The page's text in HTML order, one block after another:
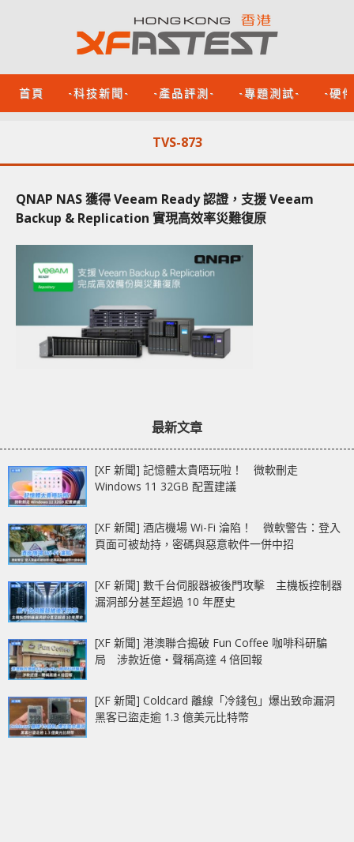
首頁 -科技新聞- -產品評測- -專題測試- -硬
TVS-873
QNAP NAS 獲得 Veeam Ready 認證，支援 Veeam
Backup & Replication 實現高效率災難復原
最新文章
[XF 新聞] 記憶體太貴唔玩啦！ 微軟刪走
Windows 11 32GB 配置建議
[XF 新聞] 酒店機場 Wi-Fi 淪陷！ 微軟警告：登入
頁面可被劫持，密碼與惡意軟件一併中招
[XF 新聞] 數千台伺服器被後門攻擊 主機板控制器
漏洞部分甚至超過 10 年歷史
[XF 新聞] 港澳聯合搗破 Fun Coffee 咖啡科研騙
局 涉款近億‧聲稱高達 4 倍回報
[XF 新聞] Coldcard 離線「冷錢包」爆出致命漏洞
黑客已盜走逾 1.3 億美元比特幣